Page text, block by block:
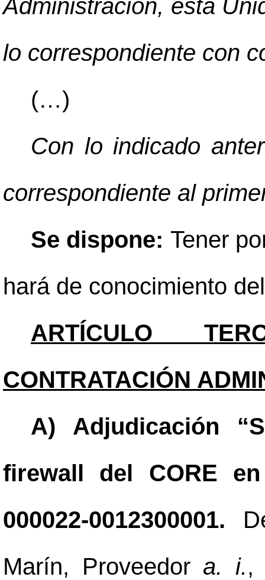
Administración, esta
lo correspondiente con
(…)
Con lo indicado
correspondiente al
Se dispone: Tener
hará de conocimiento
ARTÍCULO
CONTRATACIÓN
A) Adjudicación
firewall del CORE
000022-0012300001.
Marín, Proveedor a. i.,